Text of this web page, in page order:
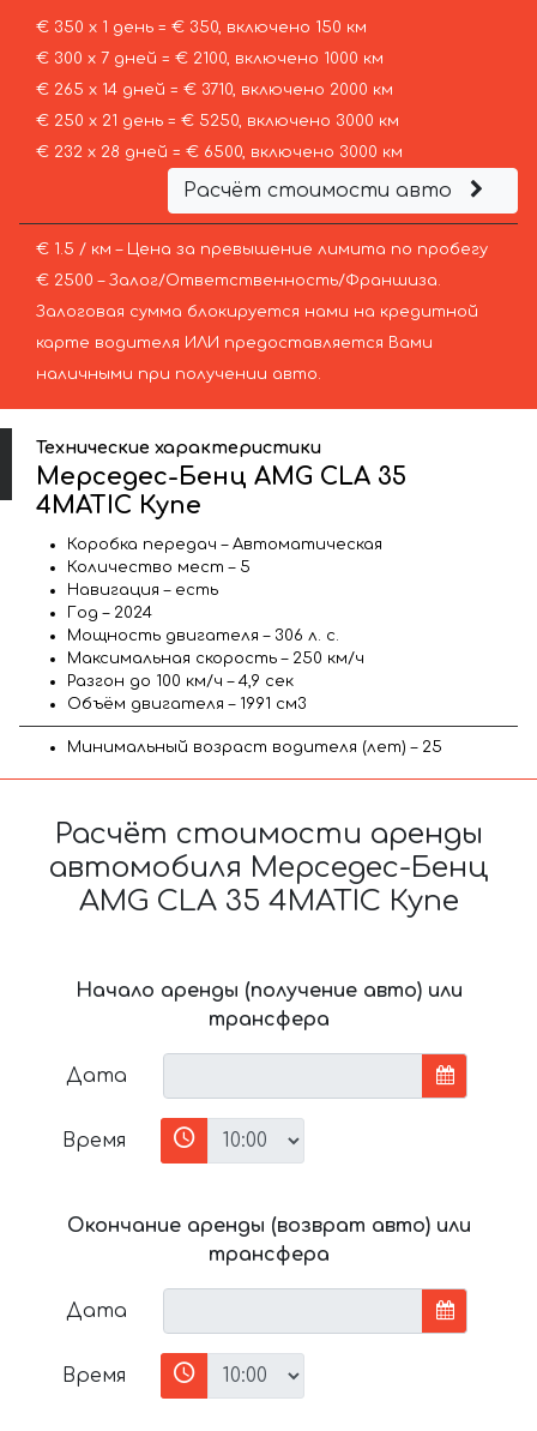
€ 350 х 1 день = € 350, включено 150 км
€ 300 х 7 дней = € 2100, включено 1000 км
€ 265 х 14 дней = € 3710, включено 2000 км
€ 250 х 21 день = € 5250, включено 3000 км
€ 232 х 28 дней = € 6500, включено 3000 км
Расчёт стоимости авто
€ 1.5 / км – Цена за превышение лимита по пробегу
€ 2500 – Залог/Ответственность/Франшиза.
Залоговая сумма блокируется нами на кредитной
карте водителя ИЛИ предоставляется Вами
наличными при получении авто.
Технические характеристики
Мерседес-Бенц AMG CLA 35
4MATIC Купе
Коробка передач – Автоматическая
Количество мест – 5
Навигация – есть
Год – 2024
Мощность двигателя – 306 л. с.
Максимальная скорость – 250 км/ч
Разгон до 100 км/ч – 4,9 сек
Объём двигателя – 1991 см3
Минимальный возраст водителя (лет) – 25
Расчёт стоимости аренды
автомобиля Мерседес-Бенц
AMG CLA 35 4MATIC Купе
Начало аренды (получение авто) или
трансфера
Дата
Время
Окончание аренды (возврат авто) или
трансфера
Дата
Время